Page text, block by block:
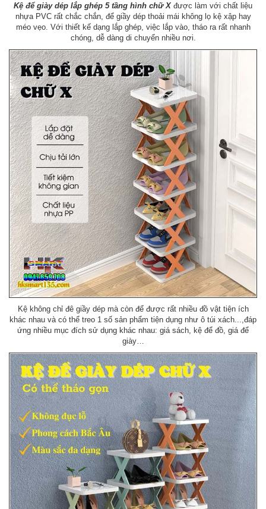
Kệ để giày dép lắp ghép 5 tầng hình chữ X được làm với chất liệu
nhựa PVC rất chắc chắn, để giầy dép thoải mái không lọ kệ xập hay
méo vẹo. Với thiết kế dạng lắp ghép, việc lắp vào, tháo ra rất nhanh
chóng, dễ dàng di chuyển nhiều nơi.
Kệ không chỉ đê giầy dép mà còn để được rất nhiều đồ vật tiện ích
khác nhau và có thể treo 1 số sản phẩm tiện dụng như ô túi xách...,đáp
ứng nhiều mục đích sử dụng khác nhau: giá sách, kệ để đồ, giá để
giày…